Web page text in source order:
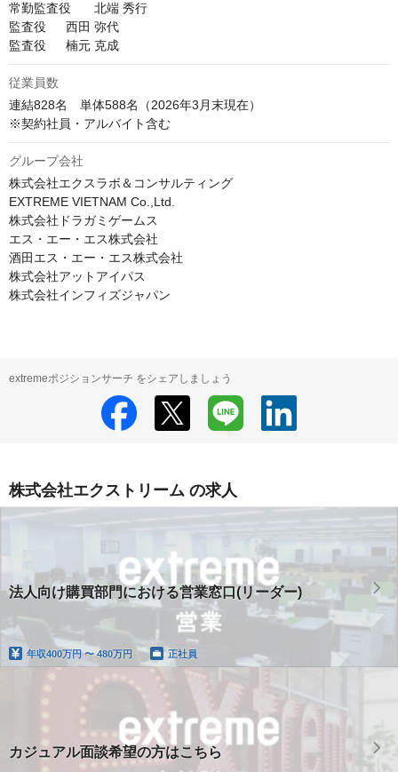
常勤監査役	北端 秀行
監査役	西田 弥代
従業員数
連結828名　単体588名（2026年3⽉末現在）
※契約社員・アルバイト含む
グループ会社
株式会社エクスラボ＆コンサルティング
EXTREME VIETNAM Co.,Ltd.
株式会社ドラガミゲームス
エス・エー・エス株式会社
酒田エス・エー・エス株式会社
株式会社アットアイパス
株式会社インフィズジャパン
extremeポジションサーチ をシェアしましょう
株式会社エクストリーム の求人
法人向け購買部門における営業窓口(リーダー)
年収400万円 〜 480万円 正社員
カジュアル面談希望の方はこちら